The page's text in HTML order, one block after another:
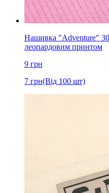
Нашивка "Adventure"
леопардовим принтом
9 грн
7 грн(Від 100 шт)